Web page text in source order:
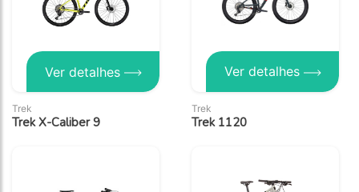
Ver detalhes
Trek
Trek X-Caliber 9
Ver detalhes
Trek
Trek 1120